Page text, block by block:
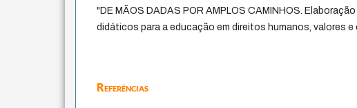
"DE MÃOS DADAS POR AMPLOS CAMINHOS.
didáticos para a educação em direitos humanos, valores e
Referências